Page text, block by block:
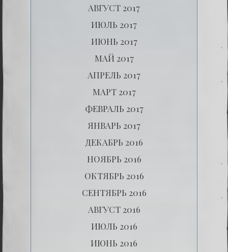
АВГУСТ 2017
ИЮЛЬ 2017
ИЮНЬ 2017
МАЙ 2017
АПРЕЛЬ 2017
МАРТ 2017
ФЕВРАЛЬ 2017
ЯНВАРЬ 2017
ДЕКАБРЬ 2016
НОЯБРЬ 2016
ОКТЯБРЬ 2016
СЕНТЯБРЬ 2016
АВГУСТ 2016
ИЮЛЬ 2016
ИЮНЬ 2016